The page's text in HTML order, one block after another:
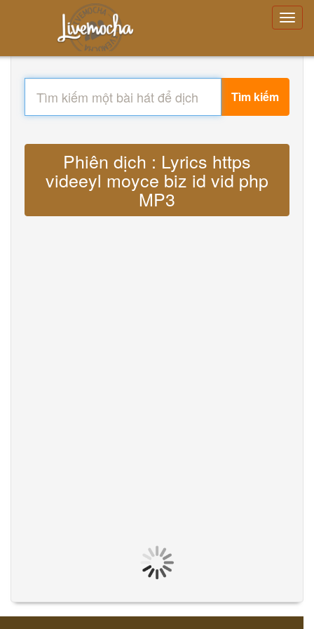
Tìm kiếm
Phiên dịch : Lyrics https
videeyl moyce biz id vid php
MP3